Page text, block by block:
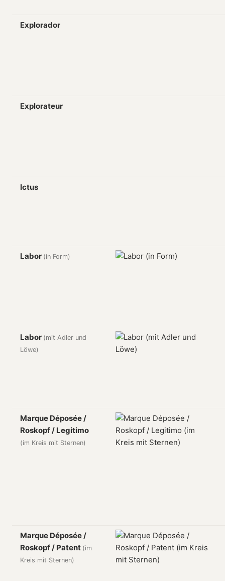
Explorador
Explorateur
Ictus
Labor (in Form)
Labor (mit Adler und
Löwe)
Marque Déposée /
Roskopf / Legitimo
(im Kreis mit Sternen)
Marque Déposée /
Roskopf / Patent (im
Kreis mit Sternen)